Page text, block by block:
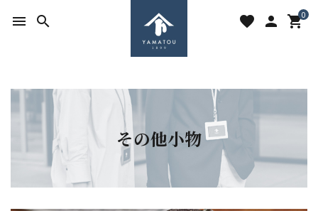
menu search favorite person 0
shopping_cart
その他小物